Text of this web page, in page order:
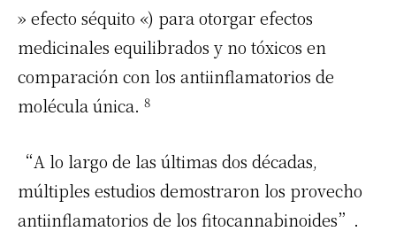
» efecto séquito «) para otorgar efectos
medicinales equilibrados y no tóxicos en
comparación con los antiinflamatorios de
molécula única. 8
“A lo largo de las últimas dos décadas,
múltiples estudios demostraron los provecho
antiinflamatorios de los fitocannabinoides”.